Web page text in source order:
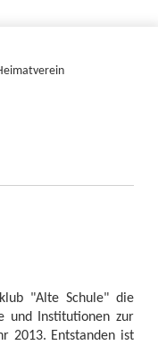
"Alte Schule" die
und Institutionen zur
2013. Entstanden ist